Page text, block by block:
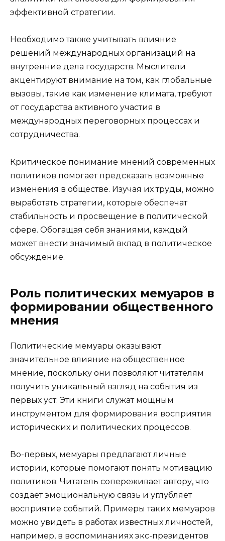
эффективной стратегии.
Необходимо также учитывать влияние
решений международных организаций на
внутренние дела государств. Мыслители
акцентируют внимание на том, как глобальные
вызовы, такие как изменение климата, требуют
от государства активного участия в
международных переговорных процессах и
сотрудничества.
Критическое понимание мнений современных
политиков помогает предсказать возможные
изменения в обществе. Изучая их труды, можно
выработать стратегии, которые обеспечат
стабильность и просвещение в политической
сфере. Обогащая себя знаниями, каждый
может внести значимый вклад в политическое
обсуждение.
Роль политических мемуаров в
формировании общественного
мнения
Политические мемуары оказывают
значительное влияние на общественное
мнение, поскольку они позволяют читателям
получить уникальный взгляд на события из
первых уст. Эти книги служат мощным
инструментом для формирования восприятия
исторических и политических процессов.
Во-первых, мемуары предлагают личные
истории, которые помогают понять мотивацию
политиков. Читатель сопереживает автору, что
создает эмоциональную связь и углубляет
восприятие событий. Примеры таких мемуаров
можно увидеть в работах известных личностей,
например, в воспоминаниях экс-президентов